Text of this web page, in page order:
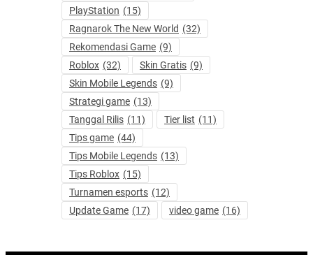
PlayStation (15)
Ragnarok The New World (32)
Rekomendasi Game (9)
Roblox (32) Skin Gratis (9)
Skin Mobile Legends (9)
Strategi game (13)
Tanggal Rilis (11) Tier list (11)
Tips game (44)
Tips Mobile Legends (13)
Tips Roblox (15)
Turnamen esports (12)
Update Game (17) video game (16)